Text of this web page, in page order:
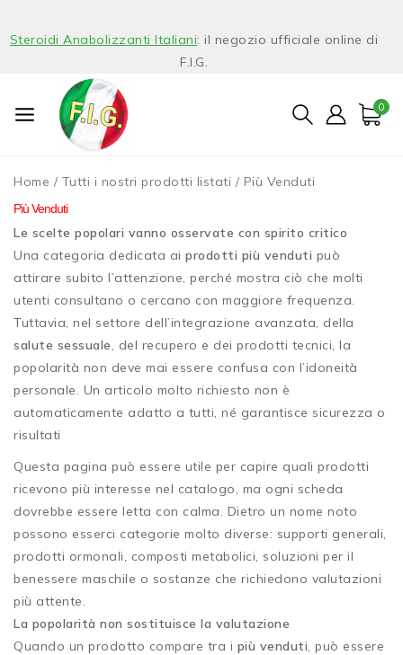
Steroidi Anabolizzanti Italiani: il negozio ufficiale online di
F.I.G.
0
Home / Tutti i nostri prodotti listati / Più Venduti
Più Venduti
Le scelte popolari vanno osservate con spirito critico
Una categoria dedicata ai prodotti più venduti può
attirare subito l’attenzione, perché mostra ciò che molti
utenti consultano o cercano con maggiore frequenza.
Tuttavia, nel settore dell’integrazione avanzata, della
salute sessuale, del recupero e dei prodotti tecnici, la
popolarità non deve mai essere confusa con l’idoneità
personale. Un articolo molto richiesto non è
automaticamente adatto a tutti, né garantisce sicurezza o
risultati
Questa pagina può essere utile per capire quali prodotti
ricevono più interesse nel catalogo, ma ogni scheda
dovrebbe essere letta con calma. Dietro un nome noto
possono esserci categorie molto diverse: supporti generali,
prodotti ormonali, composti metabolici, soluzioni per il
benessere maschile o sostanze che richiedono valutazioni
più attente.
La popolarità non sostituisce la valutazione
Quando un prodotto compare tra i più venduti, può essere